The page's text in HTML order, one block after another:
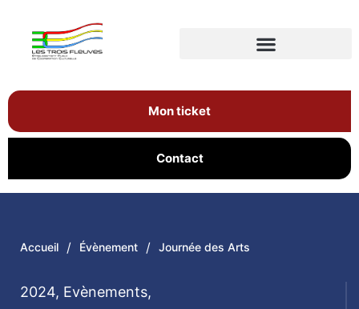
Mon ticket
Contact
Accueil / Évènement / Journée des Arts
2024, Evènements,